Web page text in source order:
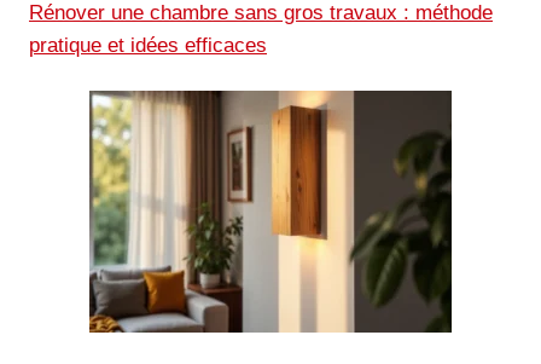
Rénover une chambre sans gros travaux : méthode
pratique et idées efficaces